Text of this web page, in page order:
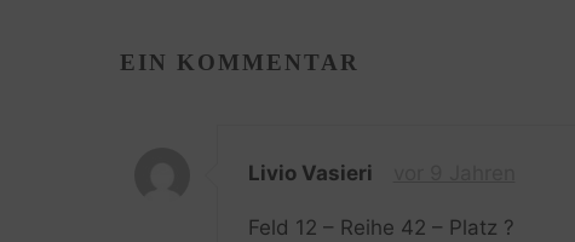
EIN KOMMENTAR
Livio Vasieri
Feld 12 – Reihe 42 – Platz ?